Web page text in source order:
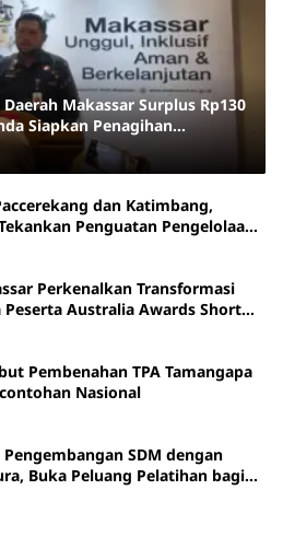
Makassar Surplus Rp130
Siapkan Penagihan
dan Katimbang,
Penguatan Pengelolaan
Perkenalkan Transformasi
Australia Awards Short
Pembenahan TPA Tamangapa
Nasional
SDM dengan
Buka Peluang Pelatihan bagi